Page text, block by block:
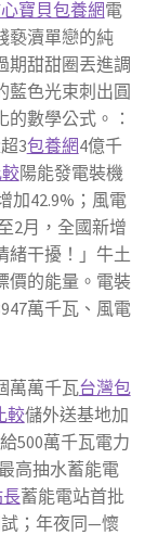
寶貝包養網電
褻瀆單戀的純
期甜甜圈丟進調
藍色光束刺出圓
數學公式。：
3包養網4億千
陽能發電裝機
加42.9%；風電
2月，全國新增
緒干擾！」牛土
價的能量。電裝
萬千瓦、風電
萬萬千瓦台灣包
較儲外送基地加
500萬千瓦電力
高抽水蓄能電
蓄能電站首批
；年夜同—懷